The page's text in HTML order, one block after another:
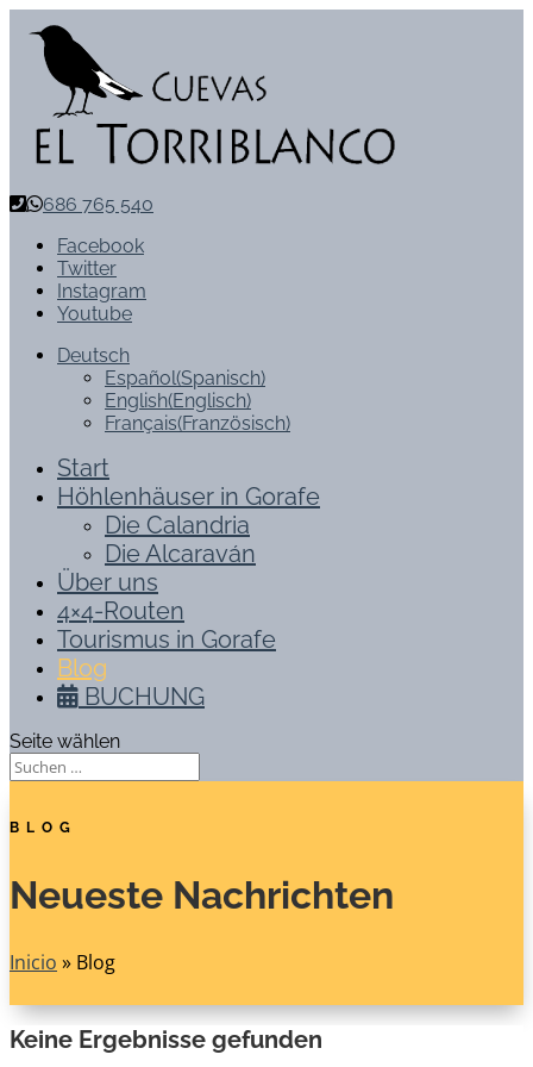
686 765 540
Facebook
Twitter
Instagram
Youtube
Deutsch
Español(Spanisch)
English(Englisch)
Français(Französisch)
Start
Höhlenhäuser in Gorafe
Die Calandria
Die Alcaraván
Über uns
4×4-Routen
Tourismus in Gorafe
Blog
BUCHUNG
Seite wählen
BLOG
Neueste Nachrichten
Inicio » Blog
Keine Ergebnisse gefunden